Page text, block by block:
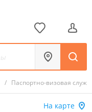
/ Паспортно-визовая
На карте